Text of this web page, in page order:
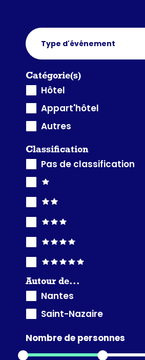
Type d'événement
Catégorie(s)
Hôtel
Appart'hôtel
Autres
Classification
Pas de classification
Autour de...
Nantes
Saint-Nazaire
Nombre de personnes